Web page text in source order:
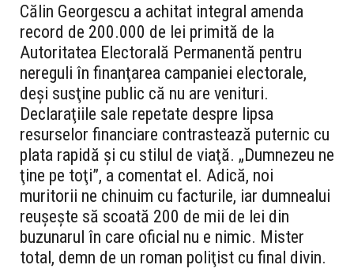
Călin Georgescu a achitat integral amenda
record de 200.000 de lei primită de la
Autoritatea Electorală Permanentă pentru
nereguli în finanţarea campaniei electorale,
deşi susţine public că nu are venituri.
Declaraţiile sale repetate despre lipsa
resurselor financiare contrastează puternic cu
plata rapidă şi cu stilul de viaţă. „Dumnezeu ne
ţine pe toţi”, a comentat el. Adică, noi
muritorii ne chinuim cu facturile, iar dumnealui
reuşeşte să scoată 200 de mii de lei din
buzunarul în care oficial nu e nimic. Mister
total, demn de un roman poliţist cu final divin.